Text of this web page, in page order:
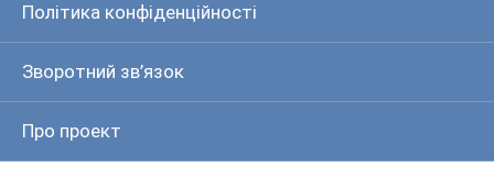
Політика конфіденційності
Зворотний зв’язок
Про проект